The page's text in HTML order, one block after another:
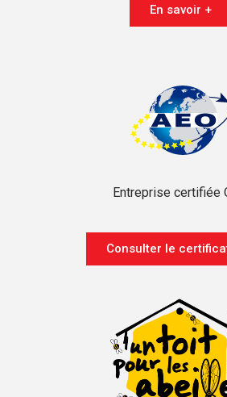
En savoir +
Entreprise certifiée
Consulter le